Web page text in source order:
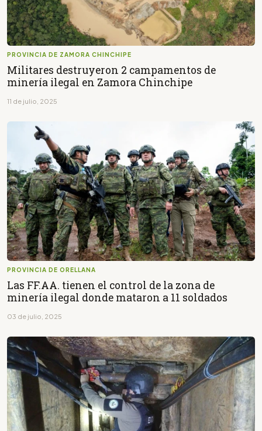
PROVINCIA DE ZAMORA CHINCHIPE
Militares destruyeron 2 campamentos de
minería ilegal en Zamora Chinchipe
11 de julio, 2025
PROVINCIA DE ORELLANA
Las FF.AA. tienen el control de la zona de
minería ilegal donde mataron a 11 soldados
03 de julio, 2025